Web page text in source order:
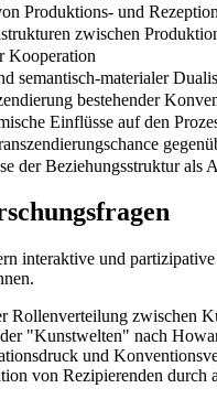
Produktions- und
zwischen
Kooperation
semantisch-materialer
bestehender
Einflüsse auf den
der Beziehungsstruktur als
interaktive und
Rollenverteilung zwischen
"Kunstwelten" nach
und
von Rezipierenden durch